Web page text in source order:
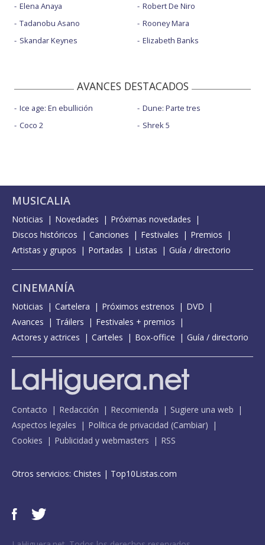
Elena Anaya
Tadanobu Asano
Skandar Keynes
Robert De Niro
Rooney Mara
Elizabeth Banks
AVANCES DESTACADOS
Ice age: En ebullición
Coco 2
Dune: Parte tres
Shrek 5
MUSICALIA
Noticias Novedades
Próximas novedades
Discos históricos
Canciones Festivales
Premios
Artistas y grupos
Portadas Listas Guía / directorio
CINEMANÍA
Noticias Cartelera Próximos estrenos
DVD
Avances
Tráilers
Festivales + premios
Actores y actrices
Carteles Box-office Guía / directorio
Contacto Redacción Recomienda
Sugiere una web
Aspectos legales
Política de privacidad (Cambiar)
Cookies
Publicidad y webmasters RSS
Otros servicios: Chistes | Top10Listas.com